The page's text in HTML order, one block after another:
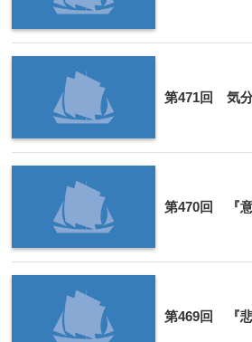
第471回 気
第470回 『
第469回 『